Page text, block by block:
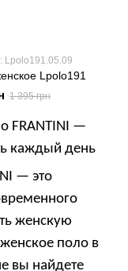
Lpolo191.05.09
Lpolo191
1 395 грн
FRANTINI —
каждый день
— это
женскую
поло в
вы найдете